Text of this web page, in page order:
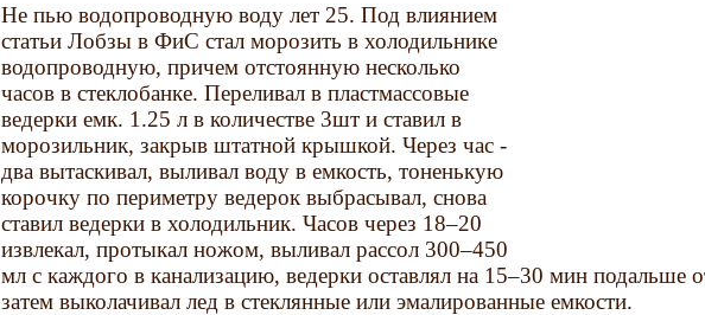
Не пью водопроводную воду лет 25. Под влиянием
статьи Лобзы в ФиС стал морозить в холодильнике
водопроводную, причем отстоянную несколько
часов в стеклобанке. Переливал в пластмассовые
ведерки емк. 1.25 л в количестве 3шт и ставил в
морозильник, закрыв штатной крышкой. Через час -
два вытаскивал, выливал воду в емкость, тоненькую
корочку по периметру ведерок выбрасывал, снова
ставил ведерки в холодильник. Часов через 18–20
извлекал, протыкал ножом, выливал рассол 300–450
мл с каждого в канализацию, ведерки оставлял на 15–30 мин подальше
затем выколачивал лед в стеклянные или эмалированные емкости.